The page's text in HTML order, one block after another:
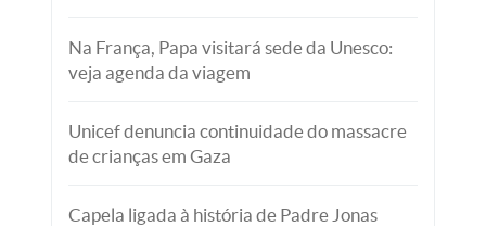
Na França, Papa visitará sede da Unesco:
veja agenda da viagem
Unicef denuncia continuidade do massacre
de crianças em Gaza
Capela ligada à história de Padre Jonas